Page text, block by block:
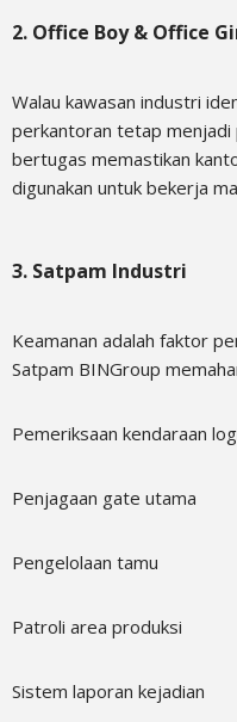
2. Office Boy & Office
Walau kawasan industri
perkantoran tetap menjadi
bertugas memastikan
digunakan untuk bekerja
3. Satpam Industri
Keamanan adalah faktor
Satpam BINGroup
Pemeriksaan kendaraan
Penjagaan gate utama
Pengelolaan tamu
Patroli area produksi
Sistem laporan kejadian